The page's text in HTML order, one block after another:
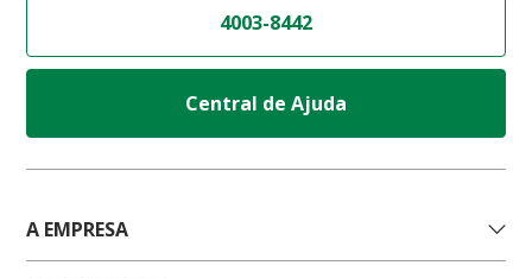
4003-8442
Central de Ajuda
A EMPRESA